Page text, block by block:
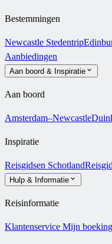
Bestemmingen
Newcastle Stedentrip
Aanbiedingen
Aan boord & Inspiratie
Aan boord
Amsterdam–Newcastle
Inspiratie
Reisgidsen Schotland
Hulp & Informatie
Reisinformatie
Klantenservice Mijn